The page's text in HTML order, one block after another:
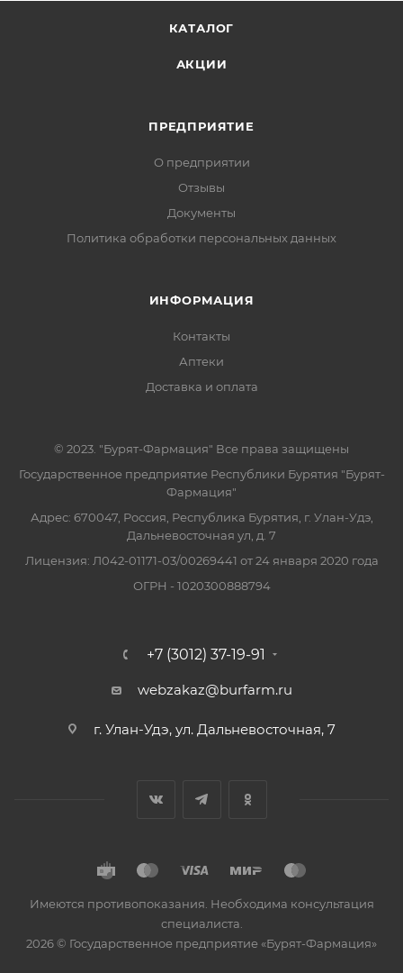
КАТАЛОГ
АКЦИИ
ПРЕДПРИЯТИЕ
О предприятии
Отзывы
Документы
Политика обработки персональных данных
ИНФОРМАЦИЯ
Контакты
Аптеки
Доставка и оплата
© 2023. "Бурят-Фармация" Все права защищены
Государственное предприятие Республики Бурятия "Бурят-
Фармация"
Адрес: 670047, Россия, Республика Бурятия, г. Улан-Удэ,
Дальневосточная ул, д. 7
Лицензия: Л042-01171-03/00269441 от 24 января 2020 года
ОГРН - 1020300888794
+7 (3012) 37-19-91
webzakaz@burfarm.ru
г. Улан-Удэ, ул. Дальневосточная, 7
Имеются противопоказания. Необходима консультация
специалиста.
2026 © Государственное предприятие «Бурят-Фармация»